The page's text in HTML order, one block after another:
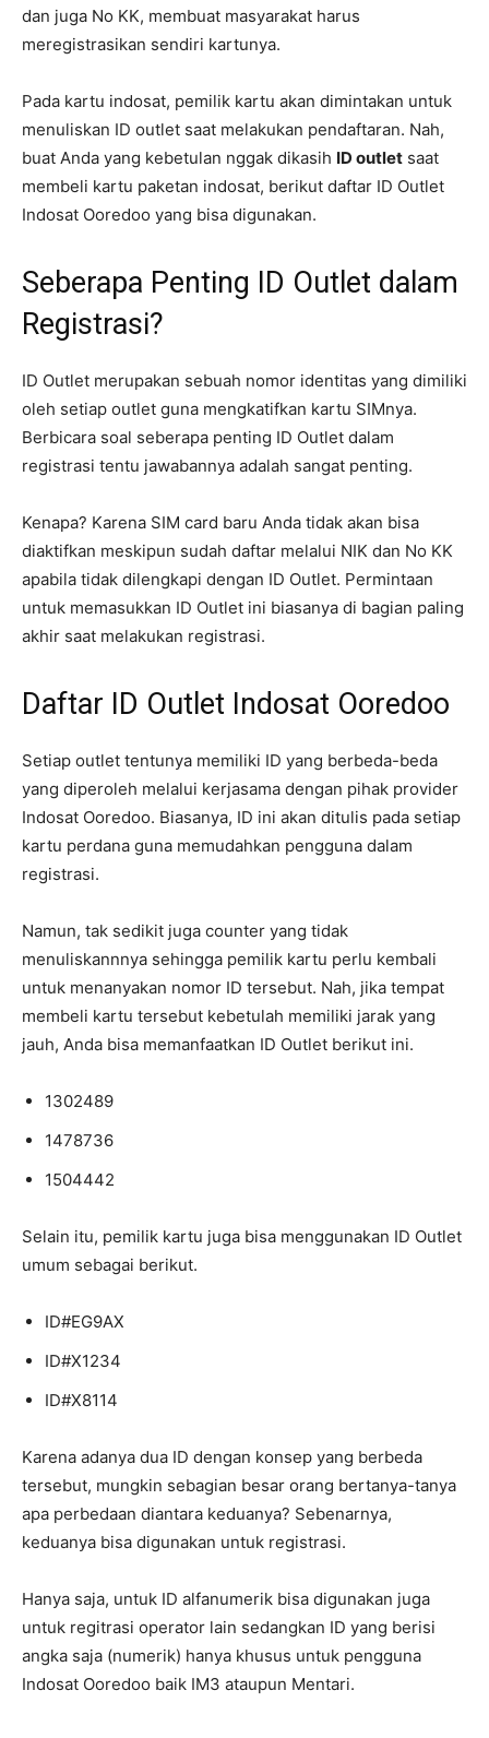
dan juga No KK, membuat masyarakat harus
meregistrasikan sendiri kartunya.
Pada kartu indosat, pemilik kartu akan dimintakan untuk
menuliskan ID outlet saat melakukan pendaftaran. Nah,
buat Anda yang kebetulan nggak dikasih ID outlet saat
membeli kartu paketan indosat, berikut daftar ID Outlet
Indosat Ooredoo yang bisa digunakan.
Seberapa Penting ID Outlet dalam
Registrasi?
ID Outlet merupakan sebuah nomor identitas yang dimiliki
oleh setiap outlet guna mengkatifkan kartu SIMnya.
Berbicara soal seberapa penting ID Outlet dalam
registrasi tentu jawabannya adalah sangat penting.
Kenapa? Karena SIM card baru Anda tidak akan bisa
diaktifkan meskipun sudah daftar melalui NIK dan No KK
apabila tidak dilengkapi dengan ID Outlet. Permintaan
untuk memasukkan ID Outlet ini biasanya di bagian paling
akhir saat melakukan registrasi.
Daftar ID Outlet Indosat Ooredoo
Setiap outlet tentunya memiliki ID yang berbeda-beda
yang diperoleh melalui kerjasama dengan pihak provider
Indosat Ooredoo. Biasanya, ID ini akan ditulis pada setiap
kartu perdana guna memudahkan pengguna dalam
registrasi.
Namun, tak sedikit juga counter yang tidak
menuliskannnya sehingga pemilik kartu perlu kembali
untuk menanyakan nomor ID tersebut. Nah, jika tempat
membeli kartu tersebut kebetulah memiliki jarak yang
jauh, Anda bisa memanfaatkan ID Outlet berikut ini.
1302489
1478736
1504442
Selain itu, pemilik kartu juga bisa menggunakan ID Outlet
umum sebagai berikut.
ID#EG9AX
ID#X1234
ID#X8114
Karena adanya dua ID dengan konsep yang berbeda
tersebut, mungkin sebagian besar orang bertanya-tanya
apa perbedaan diantara keduanya? Sebenarnya,
keduanya bisa digunakan untuk registrasi.
Hanya saja, untuk ID alfanumerik bisa digunakan juga
untuk regitrasi operator lain sedangkan ID yang berisi
angka saja (numerik) hanya khusus untuk pengguna
Indosat Ooredoo baik IM3 ataupun Mentari.